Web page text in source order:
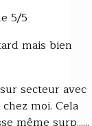
5/5
mais bien
secteur avec
moi. Cela